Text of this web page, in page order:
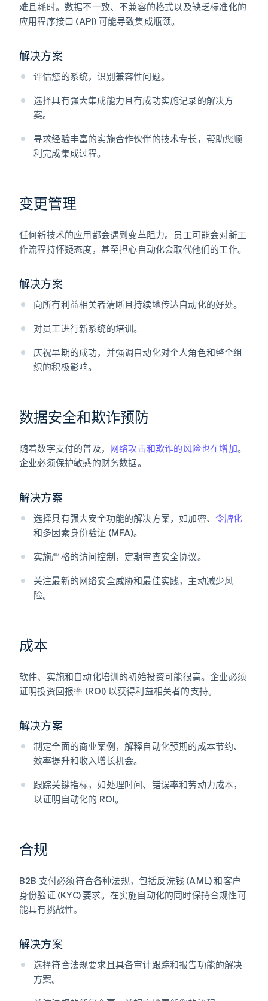
难且耗时。数据不一致、不兼容的格式以及缺乏标准化的
应用程序接口 (API) 可能导致集成瓶颈。
解决方案
评估您的系统，识别兼容性问题。
选择具有强大集成能力且有成功实施记录的解决方
案。
寻求经验丰富的实施合作伙伴的技术专长，帮助您顺
利完成集成过程。
变更管理
任何新技术的应用都会遇到变革阻力。员工可能会对新工
作流程持怀疑态度，甚至担心自动化会取代他们的工作。
解决方案
向所有利益相关者清晰且持续地传达自动化的好处。
对员工进行新系统的培训。
庆祝早期的成功，并强调自动化对个人角色和整个组
织的积极影响。
数据安全和欺诈预防
随着数字支付的普及， 网络攻击和欺诈的风险也在增加。
企业必须保护敏感的财务数据。
解决方案
选择具有强大安全功能的解决方案，如加密、 令牌化
和多因素身份验证 (MFA)。
实施严格的访问控制，定期审查安全协议。
关注最新的网络安全威胁和最佳实践，主动减少风
险。
成本
软件、实施和自动化培训的初始投资可能很高。企业必须
证明投资回报率 (ROI) 以获得利益相关者的支持。
解决方案
制定全面的商业案例，解释自动化预期的成本节约、
效率提升和收入增长机会。
跟踪关键指标，如处理时间、错误率和劳动力成本，
以证明自动化的 ROI。
合规
B2B 支付必须符合各种法规，包括反洗钱 (AML) 和客户
身份验证 (KYC) 要求。在实施自动化的同时保持合规性可
能具有挑战性。
解决方案
选择符合法规要求且具备审计跟踪和报告功能的解决
方案。
阿联酋
English
爱尔兰
爱沙尼亚
English
奥地利
Deutsch